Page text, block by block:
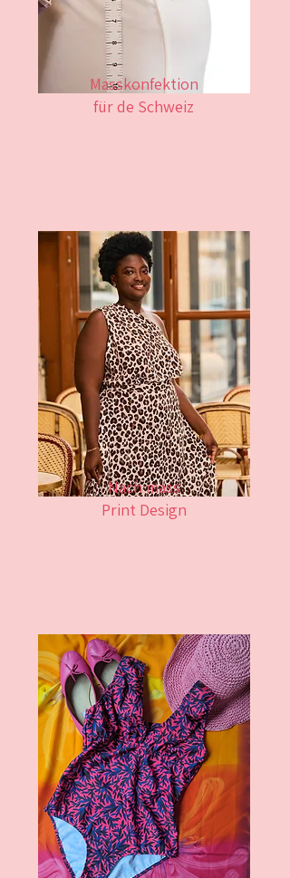
Masskonfektion
für de Schweiz
Nach mass
Print Design